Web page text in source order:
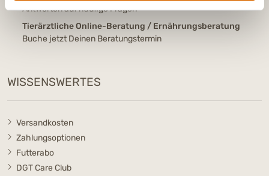
Antworten auf häufige Fragen
Tierärztliche Online-Beratung / Ernährungsberatung
Buche jetzt Deinen Beratungstermin
WISSENSWERTES
Versandkosten
Zahlungsoptionen
Futterabo
DGT Care Club